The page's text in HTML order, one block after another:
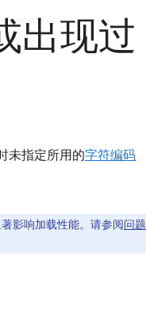
出现过
未指定所用的字符编码
影响加载性能。请参阅问题